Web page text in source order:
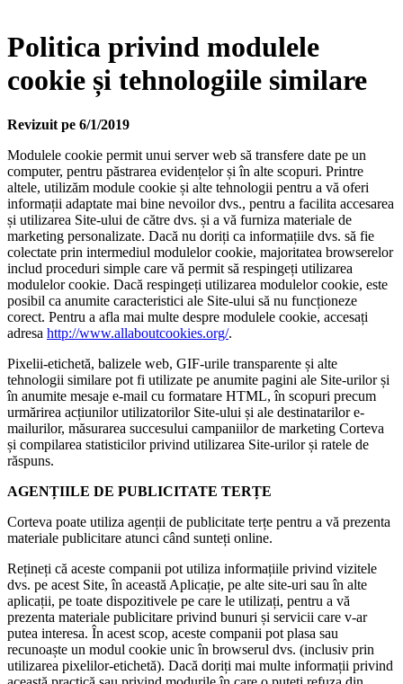
Politica privind modulele
cookie și tehnologiile similare
Revizuit pe 6/1/2019
Modulele cookie permit unui server web să transfere date pe un
computer, pentru păstrarea evidențelor și în alte scopuri. Printre
altele, utilizăm module cookie și alte tehnologii pentru a vă oferi
informații adaptate mai bine nevoilor dvs., pentru a facilita accesarea
și utilizarea Site-ului de către dvs. și a vă furniza materiale de
marketing personalizate. Dacă nu doriți ca informațiile dvs. să fie
colectate prin intermediul modulelor cookie, majoritatea browserelor
includ proceduri simple care vă permit să respingeți utilizarea
modulelor cookie. Dacă respingeți utilizarea modulelor cookie, este
posibil ca anumite caracteristici ale Site-ului să nu funcționeze
corect. Pentru a afla mai multe despre modulele cookie, accesați
adresa http://www.allaboutcookies.org/.
Pixelii-etichetă, balizele web, GIF-urile transparente și alte
tehnologii similare pot fi utilizate pe anumite pagini ale Site-urilor și
în anumite mesaje e-mail cu formatare HTML, în scopuri precum
urmărirea acțiunilor utilizatorilor Site-ului și ale destinatarilor e-
mailurilor, măsurarea succesului campaniilor de marketing Corteva
și compilarea statisticilor privind utilizarea Site-urilor și ratele de
răspuns.
AGENȚIILE DE PUBLICITATE TERȚE
Corteva poate utiliza agenții de publicitate terțe pentru a vă prezenta
materiale publicitare atunci când sunteți online.
Rețineți că aceste companii pot utiliza informațiile privind vizitele
dvs. pe acest Site, în această Aplicație, pe alte site-uri sau în alte
aplicații, pe toate dispozitivele pe care le utilizați, pentru a vă
prezenta materiale publicitare privind bunuri și servicii care v-ar
putea interesa. În acest scop, aceste companii pot plasa sau
recunoaște un modul cookie unic în browserul dvs. (inclusiv prin
utilizarea pixelilor-etichetă). Dacă doriți mai multe informații privind